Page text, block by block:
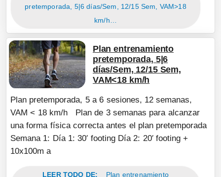
pretemporada, 5|6 días/Sem, 12/15 Sem, VAM>18
km/h…
Plan entrenamiento
pretemporada, 5|6
días/Sem, 12/15 Sem,
VAM<18 km/h
Plan pretemporada, 5 a 6 sesiones, 12 semanas,
VAM < 18 km/h Plan de 3 semanas para alcanzar
una forma física correcta antes el plan pretemporada
Semana 1: Día 1: 30′ footing Día 2: 20′ footing +
10x100m a
LEER TODO DE: Plan entrenamiento